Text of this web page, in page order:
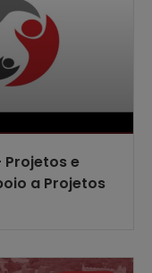
Projetos e
a Projetos